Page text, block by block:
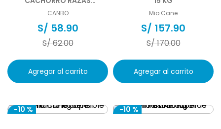
MEDIANAS Y GRANDES 3 KG
CANBO
S/ 58.90
S/62.00
Agregar al carrito
Mio Cane
S/ 157.90
S/170.00
Agregar al carrito
-10 % -10 %